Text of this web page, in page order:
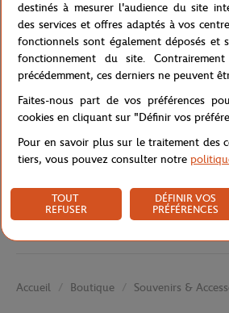
mythiques de Roland-Garros.
RPCU0419-TBA-TU
Caractéristiques
Accueil Boutique Souvenirs &
destinés à mesurer l'audience du site
des services et offres adaptés à vos
fonctionnels sont également déposés et
fonctionnement du site.
précédemment, ces derniers ne peuvent
Faites-nous part de vos préférences
cookies en cliquant sur "Définir vos
Pour en savoir plus sur le traitement des
tiers, vous pouvez consulter notre
TOUT
REFUSER
DÉFINIR VOS
PRÉFÉRENCES